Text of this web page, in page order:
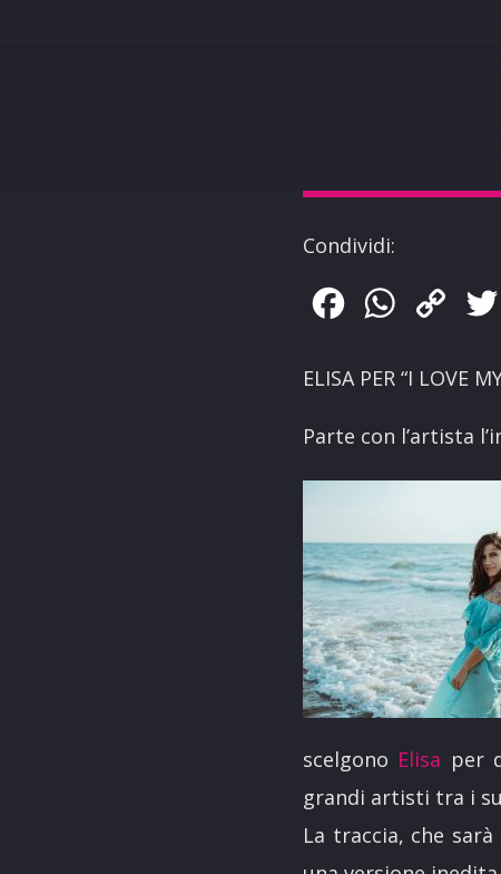
Condividi:
FacebookWhatsApp
Copy
ELISA PER “I LOVE
Parte con l’artista
scelgono Elisa per
grandi artisti tra i
La traccia, che